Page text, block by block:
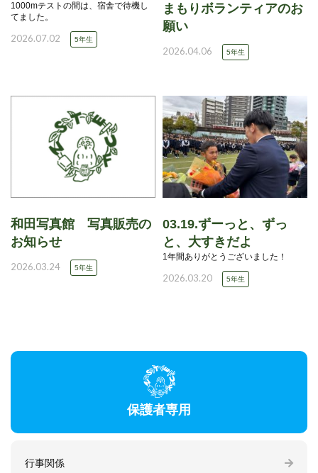
1000mテストの間は、宿舎で待機し
てました。
2026.07.02 5年生
まもりボランティアのお
願い
2026.04.06 5年生
和田写真館 写真販売の
お知らせ
2026.03.24 5年生
03.19.ずーっと、ずっ
と、大すきだよ
1年間ありがとうございました！
2026.03.20 5年生
保護者専用
行事関係